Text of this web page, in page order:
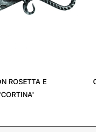
ROSETTA E